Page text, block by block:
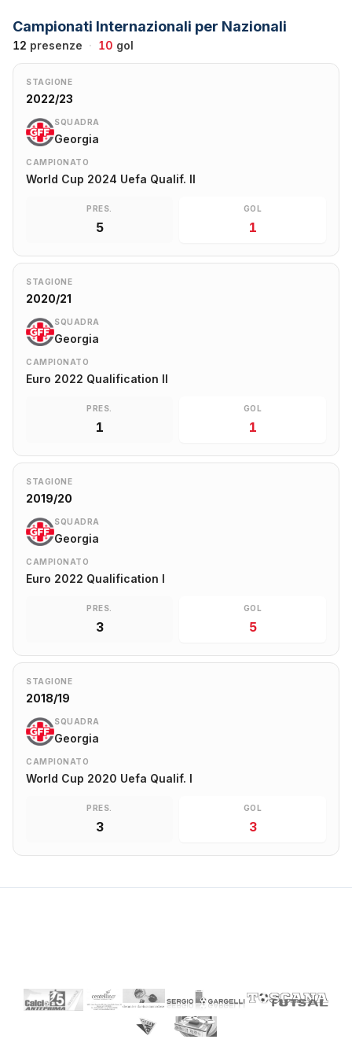
Campionati Internazionali per Nazionali
12 presenze · 10 gol
STAGIONE
2022/23
SQUADRA
Georgia
CAMPIONATO
World Cup 2024 Uefa Qualif. II
PRES.
5
GOL
1
STAGIONE
2020/21
SQUADRA
Georgia
CAMPIONATO
Euro 2022 Qualification II
PRES.
1
GOL
1
STAGIONE
2019/20
SQUADRA
Georgia
CAMPIONATO
Euro 2022 Qualification I
PRES.
3
GOL
5
STAGIONE
2018/19
SQUADRA
Georgia
CAMPIONATO
World Cup 2020 Uefa Qualif. I
PRES.
3
GOL
3